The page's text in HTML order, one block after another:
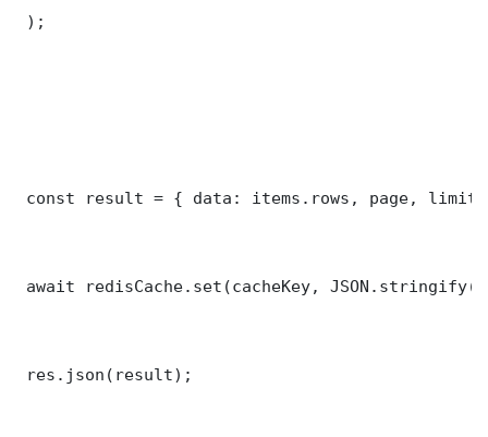
);
const result = { data: items.rows, page,
await redisCache.set(cacheKey,
res.json(result);